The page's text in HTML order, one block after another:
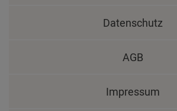
Datenschutz
AGB
Impressum